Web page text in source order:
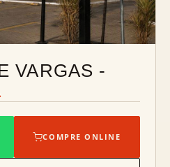
VARGAS -
COMPRE ONLINE